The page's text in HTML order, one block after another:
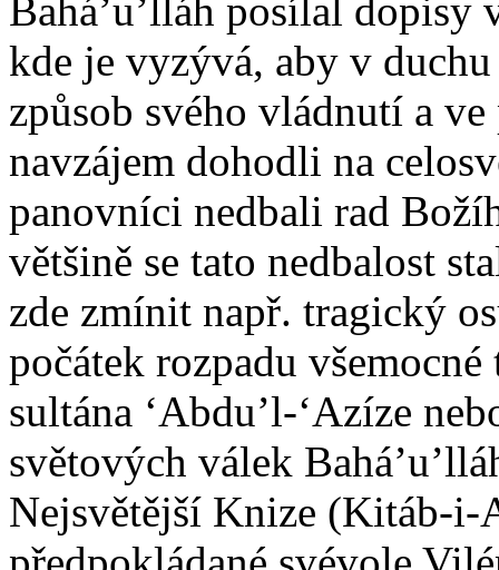
Bahá’u’lláh posílal dopisy
kde je vyzývá, aby v
způsob svého vládnutí a ve
navzájem dohodli na
panovníci nedbali rad
většině se tato nedbalost
zde zmínit např. tragický
počátek rozpadu
sultána ‘Abdu’l-‘Azíze
světových válek
Nejsvětější Knize (Kitáb-i-